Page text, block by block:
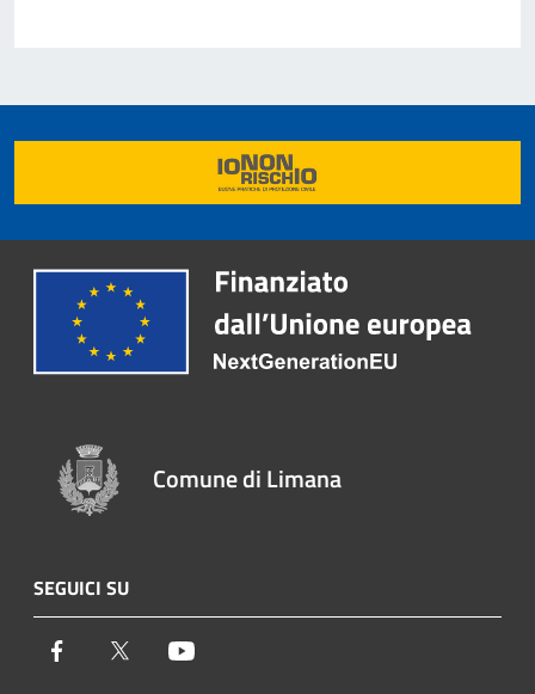
Comune di Limana
SEGUICI SU
Facebook Twitter